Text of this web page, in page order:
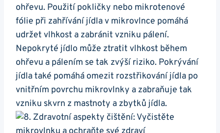
ohřevu. Použití pokličky nebo mikrotenové
fólie při ‍zahřívání⁣ jídla v mikrovlnce pomáhá
udržet ⁤vlhkost a ⁤zabránit vzniku pálení.
Nepokryté jídlo může ztratit ‌vlhkost během
ohřevu ‍a pálením ​se tak zvýší riziko. Pokrývání
jídla ⁣také pomáhá ‌omezit rozstřikování jídla po
vnitřním povrchu ⁤mikrovlnky ‌a ⁤zabraňuje tak
vzniku skvrn z mastnoty a ​zbytků jídla.